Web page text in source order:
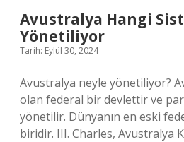
Avustralya Hangi
Yönetiliyor
Tarih: Eylül 30, 2024
Avustralya neyle yönetiliyor?
olan federal bir devlettir ve
yönetilir. Dünyanın en eski
biridir. III. Charles, Avustralya